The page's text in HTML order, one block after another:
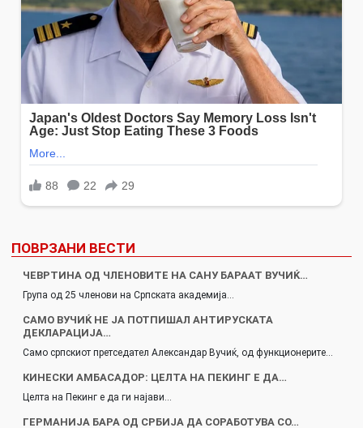
ПОВРЗАНИ ВЕСТИ
ЧЕВРТИНА ОД ЧЛЕНОВИТЕ НА САНУ БАРААТ ВУЧИЌ…
Група од 25 членови на Српската академија…
САМО ВУЧИЌ НЕ ЈА ПОТПИШАЛ АНТИРУСКАТА
ДЕКЛАРАЦИЈА…
Само српскиот претседател Александар Вучиќ, од функционерите…
КИНЕСКИ АМБАСАДОР: ЦЕЛТА НА ПЕКИНГ Е ДА…
Целта на Пекинг е да ги најави…
ГЕРМАНИЈА БАРА ОД СРБИЈА ДА СОРАБОТУВА СО…